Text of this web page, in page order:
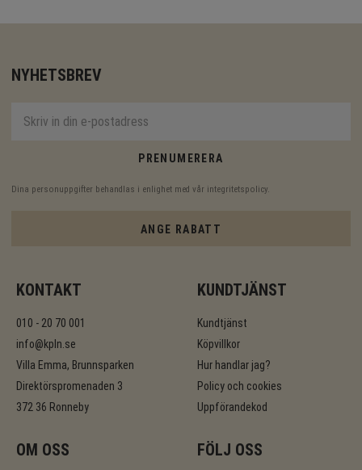
NYHETSBREV
PRENUMERERA
Dina personuppgifter behandlas i enlighet med vår integritetspolicy
ANGE RABATT
KONTAKT
010 - 20 70 001
info@kpln.se
Villa Emma, Brunnsparken
Direktörspromenaden 3
372 36 Ronneby
KUNDTJÄNST
Kundtjänst
Köpvillkor
Hur handlar jag?
Policy och cookies
Uppförandekod
OM OSS FÖLJ OSS